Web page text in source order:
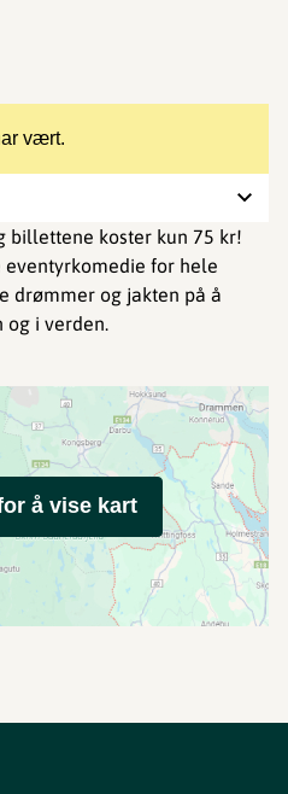
vært.
billettene koster kun 75 kr!
for hele
drømmer og jakten på å
og i verden.
å vise kart